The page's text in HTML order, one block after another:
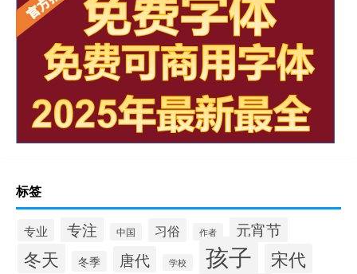
标签
专业 专注 中国 习俗 作者 元宵节
冬天 冬季 唐代 学校 孩子 宋代